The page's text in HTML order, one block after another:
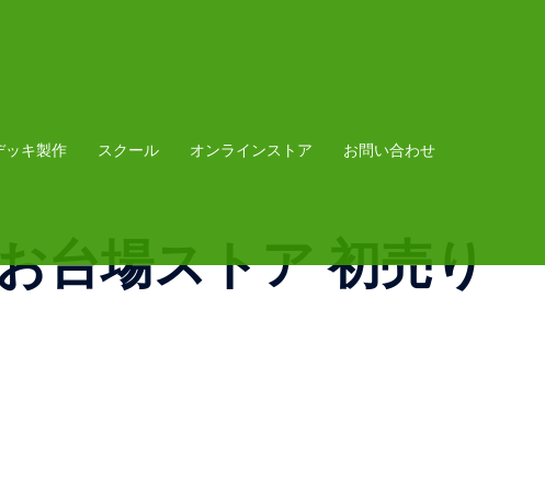
ッキ製作 スクール オンラインストア お問い合わせ
台場ストア 初売り